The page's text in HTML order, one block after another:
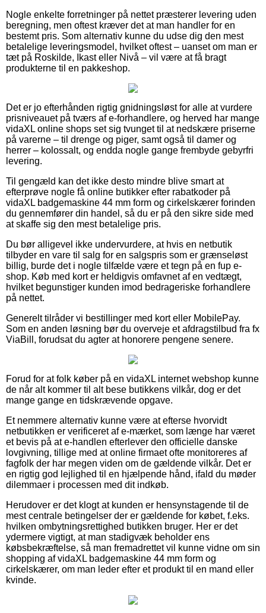
Nogle enkelte forretninger på nettet præsterer levering uden
beregning, men oftest kræver det at man handler for en
bestemt pris. Som alternativ kunne du udse dig den mest
betalelige leveringsmodel, hvilket oftest – uanset om man er
tæt på Roskilde, Ikast eller Nivå – vil være at få bragt
produkterne til en pakkeshop.
Det er jo efterhånden rigtig gnidningsløst for alle at vurdere
prisniveauet på tværs af e-forhandlere, og herved har mange
vidaXL online shops set sig tvunget til at nedskære priserne
på varerne – til drenge og piger, samt også til damer og
herrer – kolossalt, og endda nogle gange frembyde gebyrfri
levering.
Til gengæld kan det ikke desto mindre blive smart at
efterprøve nogle få online butikker efter rabatkoder på
vidaXL badgemaskine 44 mm form og cirkelskærer forinden
du gennemfører din handel, så du er på den sikre side med
at skaffe sig den mest betalelige pris.
Du bør alligevel ikke undervurdere, at hvis en netbutik
tilbyder en vare til salg for en salgspris som er grænseløst
billig, burde det i nogle tilfælde være et tegn på en fup e-
shop. Køb med kort er heldigvis omfavnet af en vedtægt,
hvilket begunstiger kunden imod bedrageriske forhandlere
på nettet.
Generelt tilråder vi bestillinger med kort eller MobilePay.
Som en anden løsning bør du overveje et afdragstilbud fra fx
ViaBill, forudsat du agter at honorere pengene senere.
Forud for at folk køber på en vidaXL internet webshop kunne
de når alt kommer til alt bese butikkens vilkår, dog er det
mange gange en tidskrævende opgave.
Et nemmere alternativ kunne være at efterse hvorvidt
netbutikken er verificeret af e-mærket, som længe har været
et bevis på at e-handlen efterlever den officielle danske
lovgivning, tillige med at online firmaet ofte monitoreres af
fagfolk der har megen viden om de gældende vilkår. Det er
en rigtig god lejlighed til en hjælpende hånd, ifald du møder
dilemmaer i processen med dit indkøb.
Herudover er det klogt at kunden er hensynstagende til de
mest centrale betingelser der er gældende for købet, f.eks.
hvilken ombytningsrettighed butikken bruger. Her er det
ydermere vigtigt, at man stadigvæk beholder ens
købsbekræftelse, så man fremadrettet vil kunne vidne om sin
shopping af vidaXL badgemaskine 44 mm form og
cirkelskærer, om man leder efter et produkt til en mand eller
kvinde.